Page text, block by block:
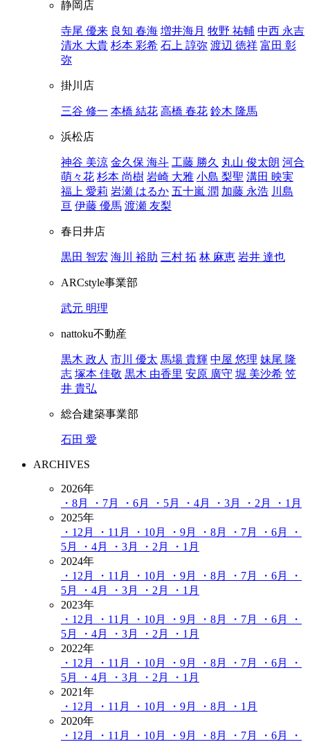
静岡店
寺尾 優来 良知 春海 増井海月 牧野 祐輔 中西 永吉
清水 大貴 杉本 彩希 石上 諄弥 渡辺 徳祥 富田 彰
弥
掛川店
三谷 修一 本橋 結花 高橋 春花 鈴木 隆馬
浜松店
神谷 美涼 金久保 海斗 工藤 勝久 丸山 俊太朗 河合
萌々花 杉本 尚樹 岩崎 大雅 小島 梨聖 溝田 映実
福上 愛莉 岩瀬 はるか 五十嵐 潤 加藤 永浩 川島
亘 伊藤 優馬 渡瀬 友梨
春日井店
黒田 智宏 海川 裕助 三村 拓 林 麻恵 岩井 達也
ARCstyle事業部
武元 明理
nattoku不動産
黒木 政人 市川 優太 馬場 貴輝 中屋 悠理 妹尾 隆
志 塚本 佳敬 黒木 由香里 安原 廣守 堀 美沙希 笠
井 貴弘
総合建築事業部
石田 愛
ARCHIVES
2026年
・8月
・7月 ・6月 ・5月 ・4月 ・3月 ・2月
・1月
2025年
・12月
・11月 ・10月 ・9月 ・8月 ・7月 ・6月
・
5月
・4月 ・3月 ・2月
・1月
2024年
・12月
・11月 ・10月 ・9月 ・8月 ・7月 ・6月
・
5月
・4月 ・3月 ・2月
・1月
2023年
・12月
・11月 ・10月 ・9月 ・8月 ・7月 ・6月
・
5月
・4月 ・3月 ・2月
・1月
2022年
・12月
・11月 ・10月 ・9月 ・8月 ・7月 ・6月
・
5月
・4月 ・3月 ・2月
・1月
2021年
・12月
・11月 ・10月 ・9月 ・8月
・1月
2020年
・12月
・11月 ・10月 ・9月 ・8月 ・7月 ・6月
・